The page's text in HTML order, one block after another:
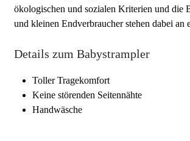
ökologischen und sozialen Kriterien und die
und kleinen Endverbraucher stehen dabei an
Details zum Babystrampler
Toller Tragekomfort
Keine störenden Seitennähte
Handwäsche